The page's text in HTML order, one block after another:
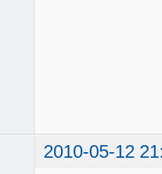
2010-05-12